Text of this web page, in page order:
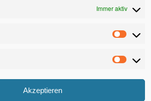
Immer aktiv
Akzeptieren
Exzellenz
Engineering am Fraunhofer